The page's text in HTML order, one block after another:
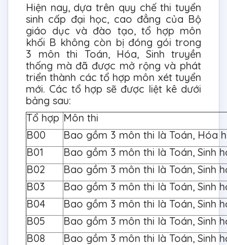
Hiện nay, dựa trên quy chế thi tuyển
sinh cấp đại học, cao đẳng của Bộ
giáo dục và đào tạo, tổ hợp môn
khối B không còn bị đóng gói trong
3 môn thi Toán, Hóa, Sinh truyền
thống mà đã được mở rộng và phát
triển thành các tổ hợp môn xét tuyển
mới. Các tổ hợp sẽ được liệt kê dưới
bảng sau:
Tổ hợp Môn thi
B00
Bao gồm 3 môn thi là Toán, Hóa
B01
Bao gồm 3 môn thi là Toán, Sinh
B02
Bao gồm 3 môn thi là Toán, Sinh
B03
Bao gồm 3 môn thi là Toán, Sinh
B04
Bao gồm 3 môn thi là Toán, Sinh
B05
Bao gồm 3 môn thi là Toán, Sinh
B08
Bao gồm 3 môn thi là Toán, Sinh